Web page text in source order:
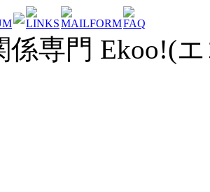
LINKSMAILFORMFAQ
係専門 Ekoo!(